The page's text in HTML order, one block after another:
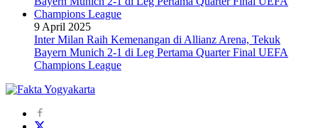
9 April 2025
Inter Milan Raih Kemenangan di Allianz Arena, Tekuk
Bayern Munich 2-1 di Leg Pertama Quarter Final UEFA
Champions League